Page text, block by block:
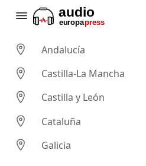
Andalucía
Castilla-La Mancha
Castilla y León
Cataluña
Galicia